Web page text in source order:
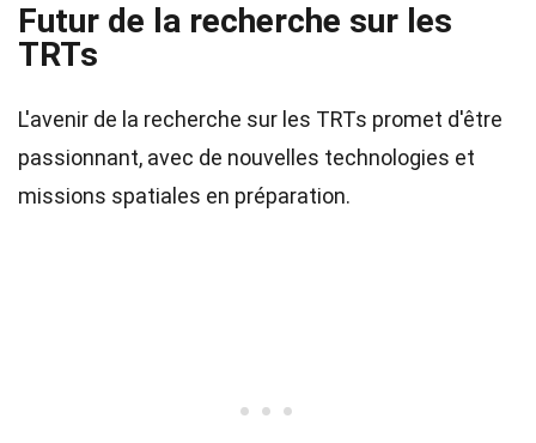
Futur de la recherche sur les
TRTs
L'avenir de la recherche sur les TRTs promet d'être
passionnant, avec de nouvelles technologies et
missions spatiales en préparation.